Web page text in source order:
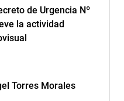
de Urgencia Nº
la actividad
Torres Morales